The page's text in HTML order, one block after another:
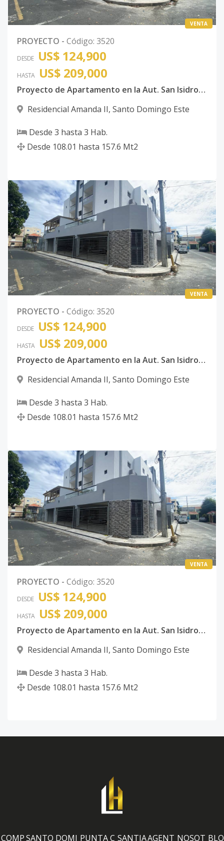
VENTA
PROYECTO - Código: 3520
DESDE US$ 124,900
HASTA US$ 209,000
Proyecto de Apartamento en la Aut. San Isidro, antes de la Charles de Gaulle
Residencial Amanda II, Santo Domingo Este
Desde 3 hasta 3 Hab.
Desde 108.01 hasta 157.6 Mt2
VENTA
PROYECTO - Código: 3520
DESDE US$ 124,900
HASTA US$ 209,000
Proyecto de Apartamento en la Aut. San Isidro, antes de la Charles de Gaulle
Residencial Amanda II, Santo Domingo Este
Desde 3 hasta 3 Hab.
Desde 108.01 hasta 157.6 Mt2
VENTA
PROYECTO - Código: 3520
DESDE US$ 124,900
HASTA US$ 209,000
Proyecto de Apartamento en la Aut. San Isidro, antes de la Charles de Gaulle
Residencial Amanda II, Santo Domingo Este
Desde 3 hasta 3 Hab.
Desde 108.01 hasta 157.6 Mt2
COMPSANTO DOMI PUNTA C SANTIAAGENT NOSOT BLO